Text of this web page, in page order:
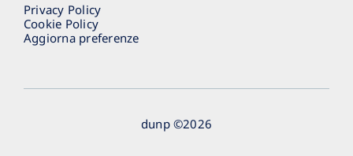
Privacy Policy
Cookie Policy
Aggiorna preferenze
dunp©2026